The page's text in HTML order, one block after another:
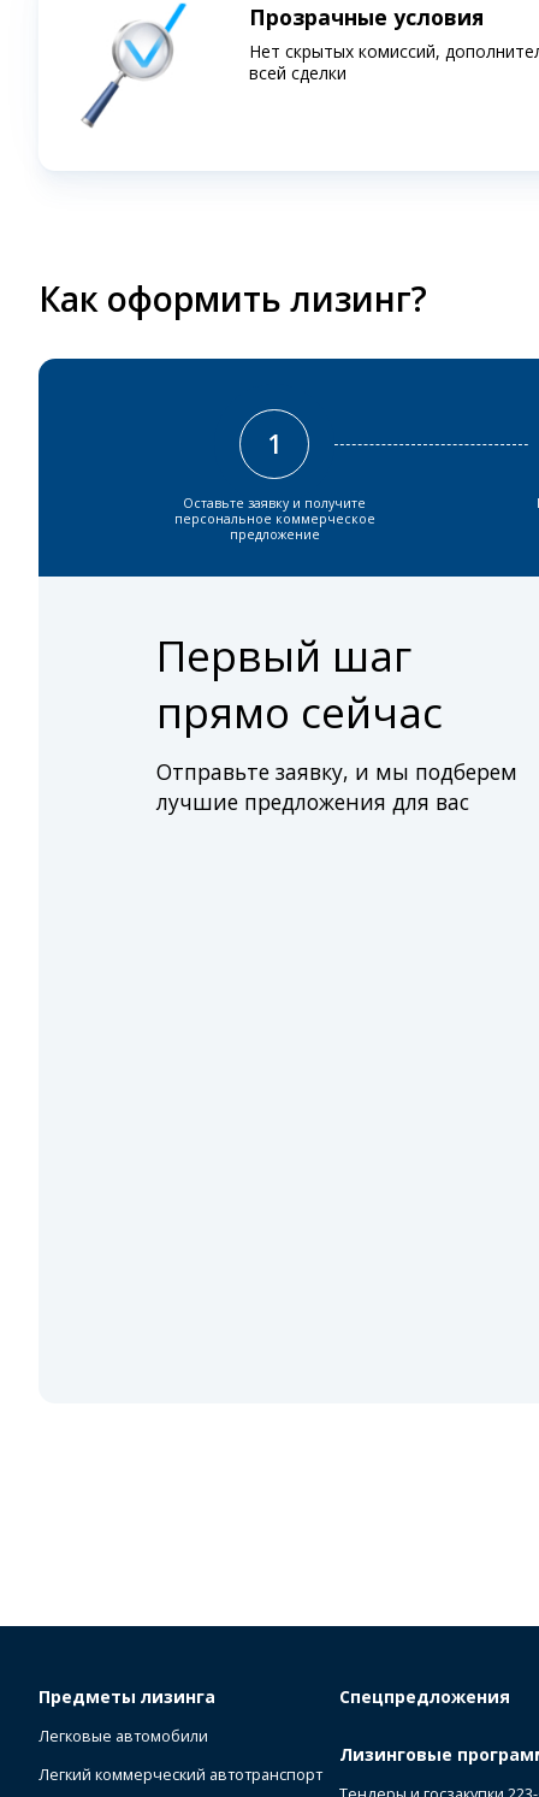
Прозрачные условия
Нет скрытых комиссий,
всей сделки
Как оформить лизинг?
1
Оставьте заявку и получите
персональное коммерческое
предложение
Первый шаг
прямо сейчас
Отправьте заявку, и мы подберем
лучшие предложения для вас
Предметы лизинга
Легковые автомобили
Легкий коммерческий автотранспорт
Спецпредложения
Лизинговые